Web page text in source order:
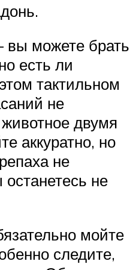
вы можете брать
есть ли
тактильном
не
двумя
аккуратно, но
не
не
мойте
следите,